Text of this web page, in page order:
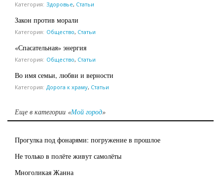
Категория: Здоровье, Статьи
Закон против морали
Категория: Общество, Статьи
«Спасательная» энергия
Категория: Общество, Статьи
Во имя семьи, любви и верности
Категория: Дорога к храму, Статьи
Еще в категории «Мой город»
Прогулка под фонарями: погружение в прошлое
Не только в полёте живут самолёты
Многоликая Жанна